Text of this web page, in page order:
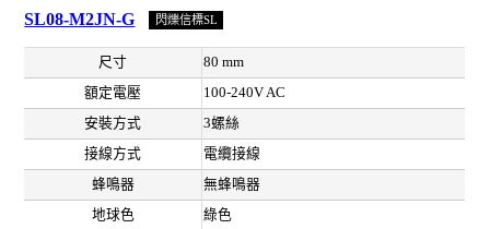
SL08-M2JN-G 閃爍信標SL
尺寸
80 mm
額定電壓
100-240V AC
安裝方式
3螺絲
接線方式
電纜接線
蜂鳴器
無蜂鳴器
地球色
綠色